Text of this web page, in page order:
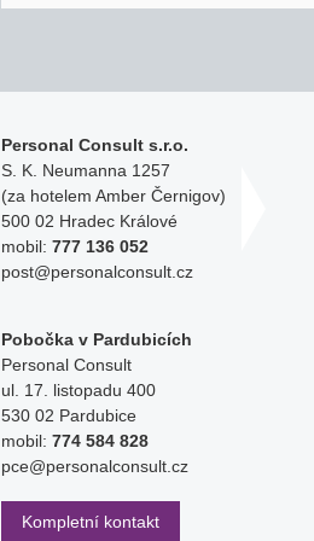
Personal Consult s.r.o.
S. K. Neumanna 1257
(za hotelem Amber Černigov)
500 02 Hradec Králové
mobil: 777 136 052
post@personalconsult.cz
Pobočka v Pardubicích
Personal Consult
ul. 17. listopadu 400
530 02 Pardubice
mobil: 774 584 828
pce@personalconsult.cz
Kompletní kontakt